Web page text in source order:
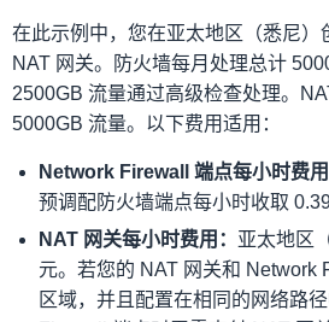
在此示例中，您在亚太地区（悉尼）
NAT 网关。防火墙每月处理总计
2500GB 流量通过高级检查处理。
5000GB 流量。以下费用适用：
Network Firewall 端点每小时费用
预调配防火墙端点每小时收取
NAT 网关每小时费用： 亚太地区
元。若您的 NAT 网关和 Network
区域，并且配置在相同的网络路